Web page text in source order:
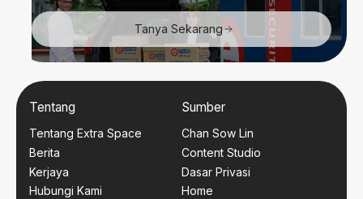
Tanya Sekarang
Tentang
Tentang Extra Space
Berita
Kerjaya
Hubungi Kami
Sumber
Chan Sow Lin
Content Studio
Dasar Privasi
Home